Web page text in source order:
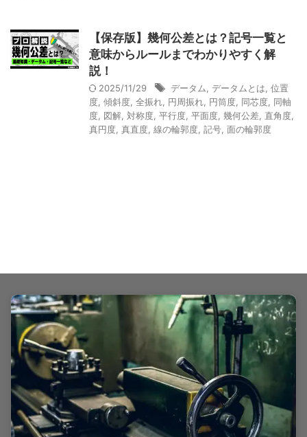
【保存版】幾何公差とは？記号一覧と
意味からルールまでわかりやすく解
説！
2025/11/29 データム, データムとは, 位置
度, 傾斜度, 全振れ, 円周振れ, 円筒度, 同芯度, 同軸
度, 図解, 対称度, 平行度, 平面度, 幾何公差, 直角度,
真円度, 真直度, 線の輪郭度, 記号, 面の輪郭度